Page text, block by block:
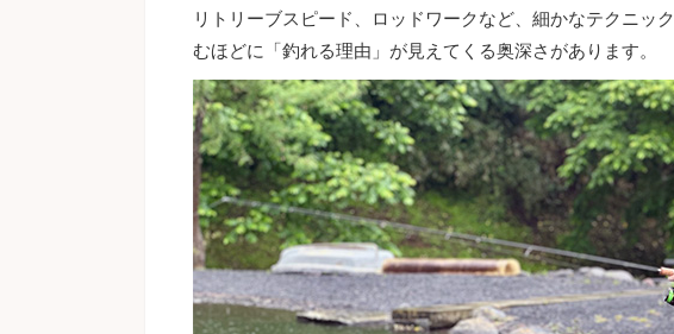
リトリーブスピード、ロッドワークなど、細かなテクニッ
むほどに「釣れる理由」が見えてくる奥深さがあります。